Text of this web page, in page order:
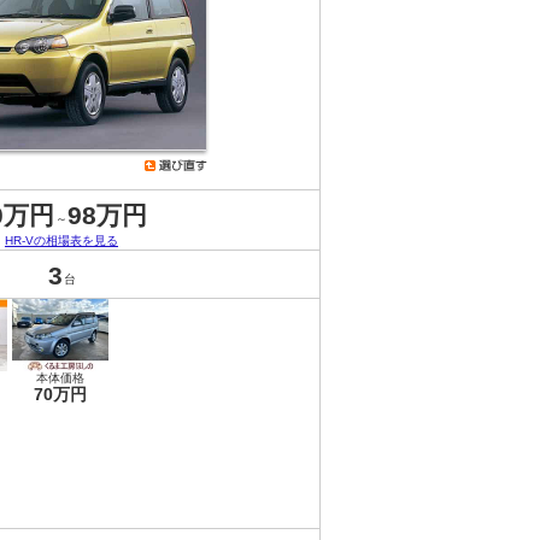
円 ～98万円
HR-Vの相場表を見る
3 台
本体価格
70万円